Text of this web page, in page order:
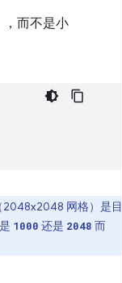
，而不是小
（2048x2048 网格）是目
1000 还是 2048 而